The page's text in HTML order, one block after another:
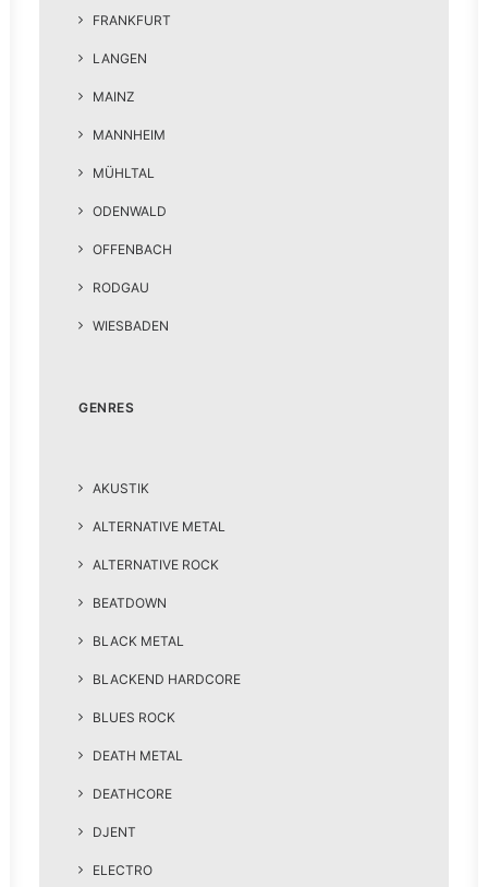
FRANKFURT
LANGEN
MAINZ
MANNHEIM
MÜHLTAL
ODENWALD
OFFENBACH
RODGAU
WIESBADEN
GENRES
AKUSTIK
ALTERNATIVE METAL
ALTERNATIVE ROCK
BEATDOWN
BLACK METAL
BLACKEND HARDCORE
BLUES ROCK
DEATH METAL
DEATHCORE
DJENT
ELECTRO